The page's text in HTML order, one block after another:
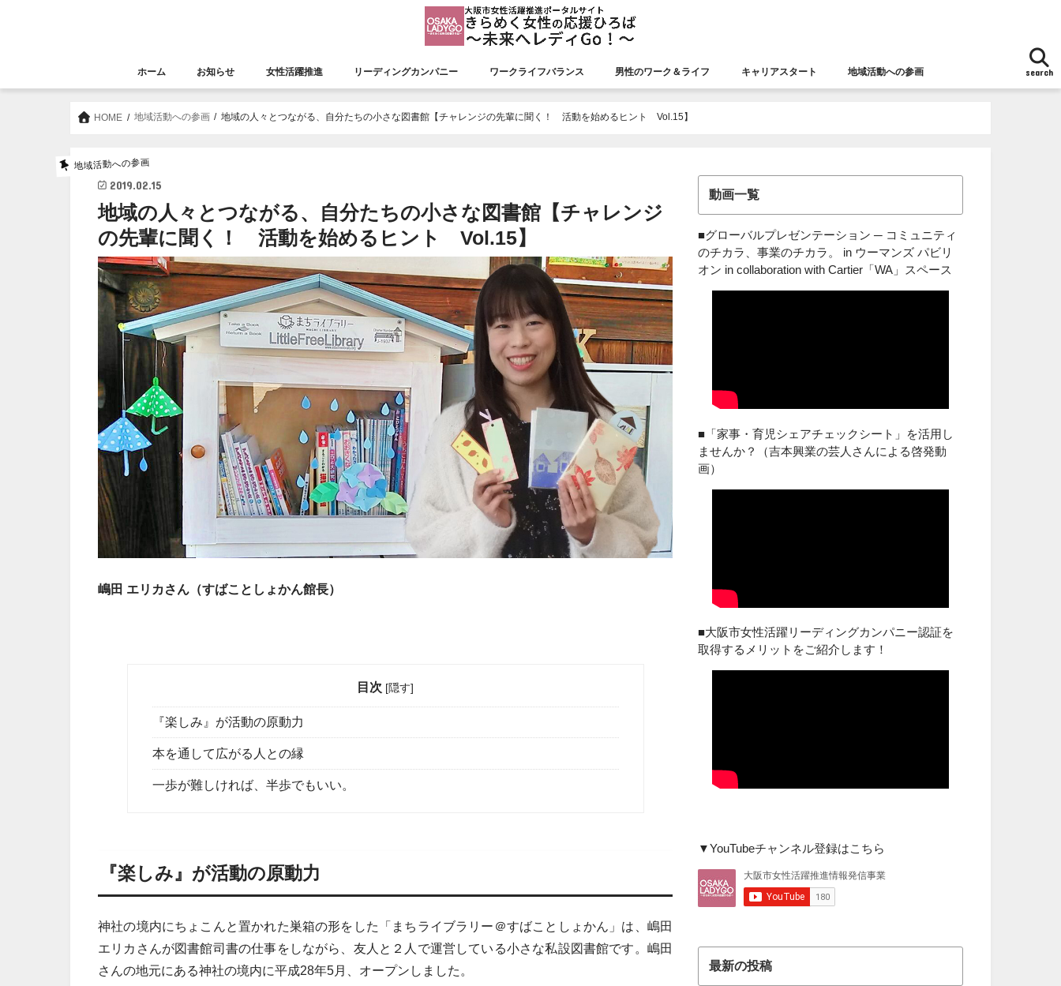
search
ホーム お知らせ 女性活躍推進 リーディングカンパニー ワークライフバランス 男性のワーク＆ライフ キャリアスタート 地域活動への参画
HOME 地域活動への参画 地域の人々とつながる、自分たちの小さな図書館【チャレンジの先輩に聞く！ 活動を始めるヒント Vol.15】
地域活動への参画
2019.02.15
地域の人々とつながる、自分たちの小さな図書館【チャレンジ
の先輩に聞く！ 活動を始めるヒント Vol.15】
嶋田 エリカさん（すばことしょかん館長）
目次 [隠す]
『楽しみ』が活動の原動力
本を通して広がる人との縁
一歩が難しければ、半歩でもいい。
『楽しみ』が活動の原動力
神社の境内にちょこんと置かれた巣箱の形をした「まちライブラリー＠すばことしょかん」は、嶋田
エリカさんが図書館司書の仕事をしながら、友人と２人で運営している小さな私設図書館です。嶋田
さんの地元にある神社の境内に平成28年5月、オープンしました。
動画一覧
■グローバルプレゼンテーション ─ コミュニティ
のチカラ、事業のチカラ。 in ウーマンズ パビリ
オン in collaboration with Cartier「WA」スペース
■「家事・育児シェアチェックシート」を活用し
ませんか？（吉本興業の芸人さんによる啓発動
画）
■大阪市女性活躍リーディングカンパニー認証を
取得するメリットをご紹介します！
▼YouTubeチャンネル登録はこちら
最新の投稿